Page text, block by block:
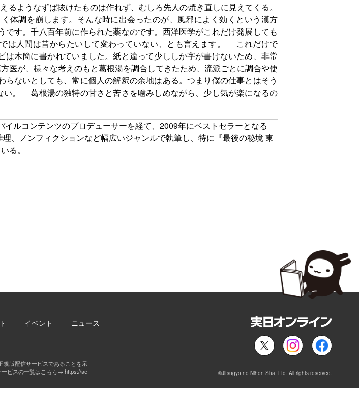
うなずば抜けたものは作れず、むしろ先人の焼き直しに見えてくる。
調を崩します。そんな時に出会ったのが、風邪によく効くという漢方
す。千八百年前に作られた薬なのです。西洋医学がこれだけ発展しても
は人間は昔からたいして変わっていない、とも言えます。 これだけで
木簡に書かれていました。紙と違って少ししか字が書けないため、非常
医が、様々な考えのもと葛根湯を調合してきたため、流派ごとに調合や使
ないとしても、常に個人の解釈の余地はある。つまり僕の仕事とはそう
。 葛根湯の独特の甘さと苦さを噛みしめながら、少し気が楽になるの
ルコンテンツのプロデューサーを経て、2009年にベストセラーとなる
、ノンフィクションなど幅広いジャンルで執筆し、特に『最後の秘境 東
る。
イベント ニュース
規版配信サービスであることを示
ービスの一覧はこちら→ https://ae
©Jitsugyo no Nihon Sha, Ltd. All rights reserved.